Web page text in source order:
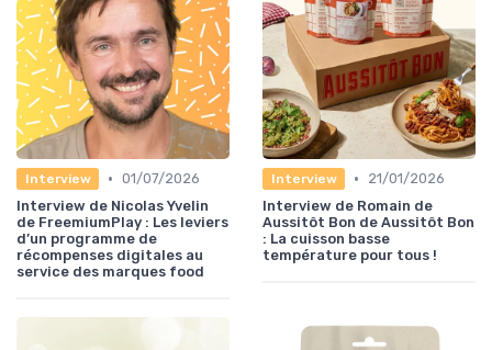
Interview • 01/07/2026
Interview de Nicolas Yvelin
de FreemiumPlay : Les leviers
d’un programme de
récompenses digitales au
service des marques food
Interview •
21/01/2026
Interview de Romain de
Aussitôt Bon de Aussitôt Bon
: La cuisson basse
température pour tous !